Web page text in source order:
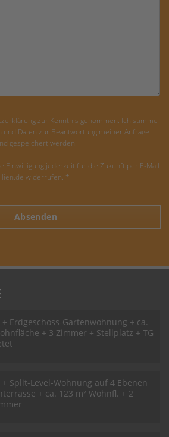
zur Kenntnis genommen. Ich stimme
und Daten zur Beantwortung meiner Anfrage
gespeichert werden.
Einwilligung jederzeit für die Zukunft per E-Mail
widerrufen. *
Absenden
+ Erdgeschoss-Gartenwohnung + ca.
+ 3 Zimmer + Stellplatz + TG
+ Split-Level-Wohnung auf 4 Ebenen
+ ca. 123 m² Wohnfl. + 2